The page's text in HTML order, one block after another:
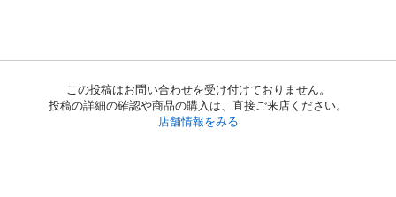
この投稿はお問い合わせを受け付けておりません。
投稿の詳細の確認や商品の購入は、直接ご来店ください。
店舗情報をみる